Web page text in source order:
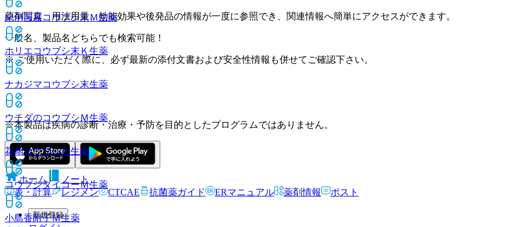
紀伊国屋コウブシ末Ｍ生薬
ホリエコウブシ末Ｋ 生薬
ナカジマコウブシ末生薬
ウチダのコウブシＭ生薬
花扇コウブシＫ 生薬
コウブシダイコーＭ生薬
小島香附子Ｍ生薬
薬剤写真、用法用量、効能効果や後発品の情報が一度に参照でき、関連情報へ簡単にアクセスができます。
一般名、製品名どちらでも検索可能！
※ ご使用いただく際に、必ず最新の添付文書および安全性情報も併せてご確認下さい。
※本製品は疾病の診断・治療・予防を目的としたプログラムではありません。
ホーム
ノート
表・計算
レジメン CTCAE 抗菌薬ガイド ERマニュアル 薬剤情報 ポスト
新規登録